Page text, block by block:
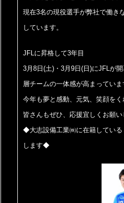
現在3名の現役選手が弊社で働き
しています。
JFLに昇格して3年目
3月8日(土)・3月9日(日)にJFLが
層チームの一体感が高まっていま
今年も夢と感動、元気、笑顔をく
皆さんもぜひ、応援宜しくお願い
◆大志設備工業㈱に在籍してい
します◆